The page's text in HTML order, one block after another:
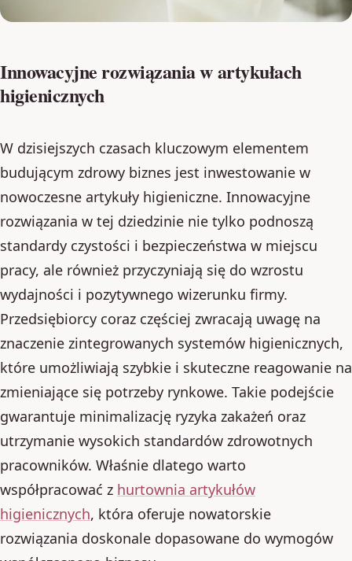
Innowacyjne rozwiązania w artykułach
higienicznych
W dzisiejszych czasach kluczowym elementem
budującym zdrowy biznes jest inwestowanie w
nowoczesne artykuły higieniczne. Innowacyjne
rozwiązania w tej dziedzinie nie tylko podnoszą
standardy czystości i bezpieczeństwa w miejscu
pracy, ale również przyczyniają się do wzrostu
wydajności i pozytywnego wizerunku firmy.
Przedsiębiorcy coraz częściej zwracają uwagę na
znaczenie zintegrowanych systemów higienicznych,
które umożliwiają szybkie i skuteczne reagowanie na
zmieniające się potrzeby rynkowe. Takie podejście
gwarantuje minimalizację ryzyka zakażeń oraz
utrzymanie wysokich standardów zdrowotnych
pracowników. Właśnie dlatego warto
współpracować z hurtownia artykułów
higienicznych, która oferuje nowatorskie
rozwiązania doskonale dopasowane do wymogów